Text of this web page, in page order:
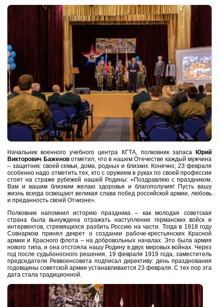
Начальник военного учебного центра КГТА, полковник запаса Юрий
Викторович Баженовотметил, что в нашем Отечестве каждый мужчина
– защитник: своей семьи, дома, родных и близких. Конечно, 23 февраля
особенно надо отметить тех, кто с оружием в руках по своей профессии
стоят на страже рубежей нашей Родины: «Поздравляю с праздником.
Вам и вашим близким желаю здоровья и благополучия! Пусть вашу
жизнь всегда освещают великая слава побед российской армии, любовь
и преданность своей Отчизне».
Полковник напомнил историю праздника – как молодая советская
страна была вынуждена отражать наступление германских войск и
интервентов, стремящихся разбить Россию на части. Тогда в 1918 году
Совнарком принял декрет о создании рабоче-крестьянских Красной
армии и Красного флота – на добровольных началах. Это была армия
нового типа, и она отстояла нашу Родину в двух мировых войнах. Через
год после судьбоносного решения, 19 февраля 1919 года, заместитель
председателя Реввоенсовета подписал директиву: день празднования
годовщины советской армии устанавливается 23 февраля. С тех пор эта
дата стала традиционной.